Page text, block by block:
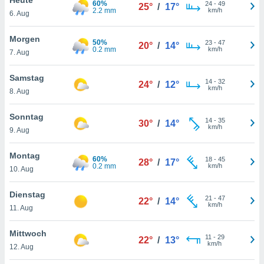
oder
Partner
es uns
das
der
Profil zu
Ihnen
finden
. Sie
jederzeit
Rand
6. Aug
60%
2.2 mm
25° / 17° 24- 49
km/h
Morgen
7. Aug
50%
0.2 mm
20° / 14° 23- 47
km/h
Samstag
8. Aug
24° / 12° 14- 32
km/h
Sonntag
9. Aug
30° / 14° 14- 35
km/h
Montag
10. Aug
60%
0.2 mm
28° / 17° 18- 45
km/h
Dienstag
11. Aug
22° / 14° 21 - 47
km/h
Mittwoch
12. Aug
22° / 13° 11 - 29
km/h